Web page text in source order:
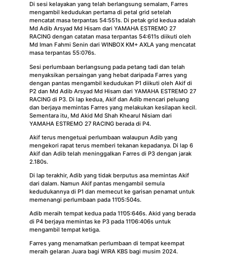
Di sesi kelayakan yang telah berlangsung semalam, Farres
mengambil kedudukan pertama di petal grid setelah
mencatat masa terpantas 54:551s. Di petak grid kedua adalah
Md Adib Arsyad Md Hisam dari YAMAHA ESTREMO 27
RACING dengan catatan masa terpantas 54:611s diikuti oleh
Md Iman Fahmi Senin dari WINBOX KM+ AXLA yang mencatat
masa terpantas 55:076s.
Sesi perlumbaan berlangsung pada petang tadi dan telah
menyaksikan persaingan yang hebat daripada Farres yang
dengan pantas mengambil kedudukan P1 diikuti oleh Akif di
P2 dan Md Adib Arsyad Md Hisam dari YAMAHA ESTREMO 27
RACING di P3. Di lap kedua, Akif dan Adib mencari peluang
dan berjaya memintas Farres yang melakukan kesilapan kecil.
Sementara itu, Md Akid Md Shah Khearul Nisiam dari
YAMAHA ESTREMO 27 RACING berada di P4.
Akif terus mengetuai perlumbaan walaupun Adib yang
mengekori rapat terus memberi tekanan kepadanya. Di lap 6
Akif dan Adib telah meninggalkan Farres di P3 dengan jarak
2.180s.
Di lap terakhir, Adib yang tidak berputus asa memintas Akif
dari dalam. Namun Akif pantas mengambil semula
kedudukannya di P1 dan memecut ke garisan penamat untuk
memenangi perlumbaan pada 11’05:504s.
Adib meraih tempat kedua pada 11’05:646s. Akid yang berada
di P4 berjaya memintas ke P3 pada 11’06:406s untuk
mengambil tempat ketiga.
Farres yang menamatkan perlumbaan di tempat keempat
meraih gelaran Juara bagi WIRA KBS bagi musim 2024.